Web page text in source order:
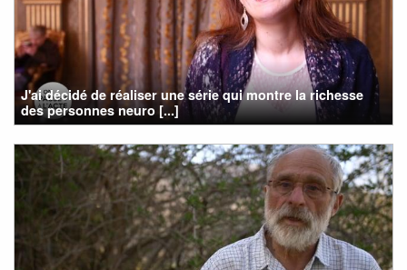
J'ai décidé de réaliser une série qui montre la richesse
des personnes neuro [...]